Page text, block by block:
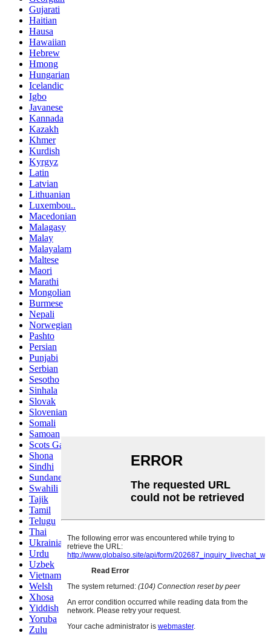
Gujarati
Haitian
Hausa
Hawaiian
Hebrew
Hmong
Hungarian
Icelandic
Igbo
Javanese
Kannada
Kazakh
Khmer
Kurdish
Kyrgyz
Latin
Latvian
Lithuanian
Luxembou..
Macedonian
Malagasy
Malay
Malayalam
Maltese
Maori
Marathi
Mongolian
Burmese
Nepali
Norwegian
Pashto
Persian
Punjabi
Serbian
Sesotho
Sinhala
Slovak
Slovenian
Somali
Samoan
Scots Gaelic
Shona
Sindhi
Sundanese
Swahili
Tajik
Tamil
Telugu
Thai
Ukrainian
Urdu
Uzbek
Vietnamese
Welsh
Xhosa
Yiddish
Yoruba
Zulu